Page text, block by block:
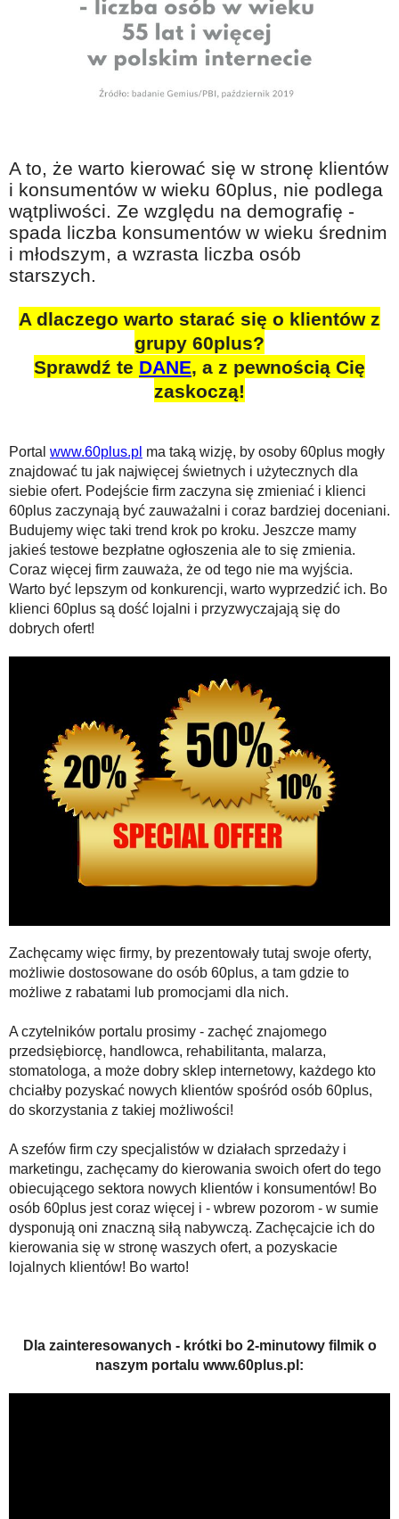
A to, że warto kierować się w stronę klientów
i konsumentów w wieku 60plus, nie podlega
wątpliwości. Ze względu na demografię -
spada liczba konsumentów w wieku średnim
i młodszym, a wzrasta liczba osób
starszych.
A dlaczego warto starać się o klientów z
grupy 60plus?
Sprawdź te DANE, a z pewnością Cię
zaskoczą!
Portal www.60plus.pl ma taką wizję, by osoby 60plus mogły
znajdować tu jak najwięcej świetnych i użytecznych dla
siebie ofert. Podejście firm zaczyna się zmieniać i klienci
60plus zaczynają być zauważalni i coraz bardziej doceniani.
Budujemy więc taki trend krok po kroku. Jeszcze mamy
jakieś testowe bezpłatne ogłoszenia ale to się zmienia.
Coraz więcej firm zauważa, że od tego nie ma wyjścia.
Warto być lepszym od konkurencji, warto wyprzedzić ich. Bo
klienci 60plus są dość lojalni i przyzwyczajają się do
dobrych ofert!
Zachęcamy więc firmy, by prezentowały tutaj swoje oferty,
możliwie dostosowane do osób 60plus, a tam gdzie to
możliwe z rabatami lub promocjami dla nich.
A czytelników portalu prosimy - zachęć znajomego
przedsiębiorcę, handlowca, rehabilitanta, malarza,
stomatologa, a może dobry sklep internetowy, każdego kto
chciałby pozyskać nowych klientów spośród osób 60plus,
do skorzystania z takiej możliwości!
A szefów firm czy specjalistów w działach sprzedaży i
marketingu, zachęcamy do kierowania swoich ofert do tego
obiecującego sektora nowych klientów i konsumentów! Bo
osób 60plus jest coraz więcej i - wbrew pozorom - w sumie
dysponują oni znaczną siłą nabywczą. Zachęcajcie ich do
kierowania się w stronę waszych ofert, a pozyskacie
lojalnych klientów! Bo warto!
Dla zainteresowanych - krótki bo 2-minutowy filmik o
naszym portalu www.60plus.pl: